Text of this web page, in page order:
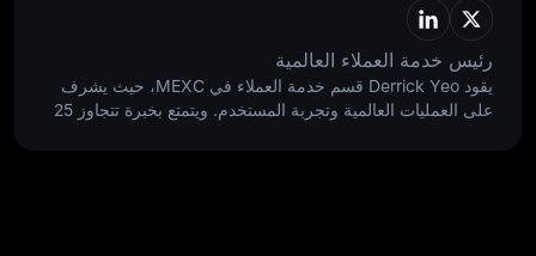
رئيس خدمة العملاء العالمية
يقود Derrick Yeo قسم خدمة العملاء في MEXC، حيث يشرف
على العمليات العالمية وتجربة المستخدم. ويتمتع بخبرة تتجاوز 25